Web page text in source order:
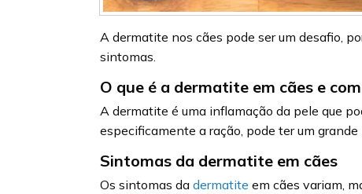
A dermatite nos cães pode ser um desafio,
sintomas.
O que é a dermatite em cães e
A dermatite é uma inflamação da pele que
especificamente a ração, pode ter um
Sintomas da dermatite em cães
Os sintomas da dermatite em cães variam,